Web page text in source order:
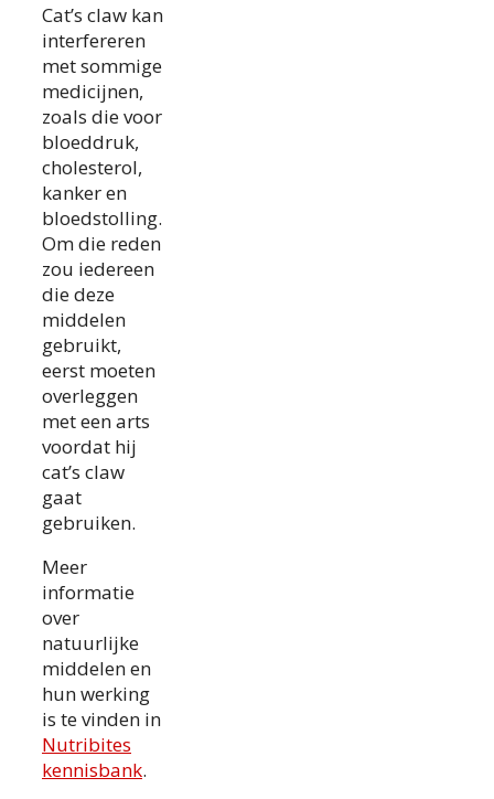
Cat’s claw kan
interfereren
met sommige
medicijnen,
zoals die voor
bloeddruk,
cholesterol,
kanker en
bloedstolling.
Om die reden
zou iedereen
die deze
middelen
gebruikt,
eerst moeten
overleggen
met een arts
voordat hij
cat’s claw
gaat
gebruiken.
Meer
informatie
over
natuurlijke
middelen en
hun werking
is te vinden in
Nutribites
kennisbank.